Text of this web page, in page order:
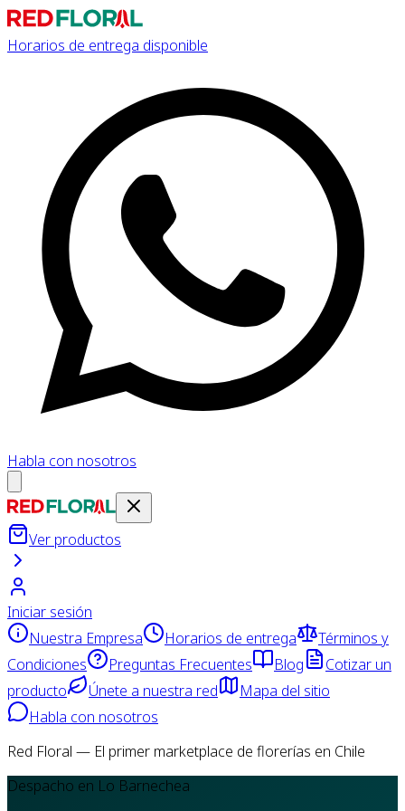
Horarios de entrega disponible
Habla con nosotros
Ver productos
Iniciar sesión
Nuestra Empresa
Horarios de entrega
Términos y
Condiciones
Preguntas Frecuentes Blog
Cotizar un
producto
Únete a nuestra red
Mapa del sitio
Habla con nosotros
Red Floral — El primer marketplace de florerías en Chile
Despacho en Lo Barnechea